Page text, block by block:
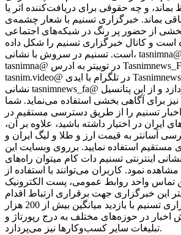
و چه حقوقی برای دریافت‌کننده اثر یا
بماند. خبرگزاری تسنیم با شعار چشمه‌ی
از حضور پر رنگ در شبکه‌های اجتماعی
است و کانال خبرگزاری تسنیم را شکل داده
است. تسنیم در سروش با نشانی، tasnimna@ در آی گپ با آیدی
tasnimna@ در توییتر به ادرس Tasnimnews_Fa@ در آپارات
tasnim.video@ در تلگرام با ایدی Tasnimnews@ و در اینستاگرام به
نشانی tasnimnews_fa@ به فعالیت می‌پردازد و از این پتانسیل
برای آگاهی بخشی استفاده می‌نماید. شما
اخبار تسنیم را از طریق دسترسی مستقیم در
ایران در اختیار داشته باشید، علاوه بر آن،
آسانتر به قیمت ارز و طلا و لیگ ایران و
مستقیم استفاده نمایید. برروی وبسایت این
اینترنتی تسنیم دات کام میتوان راه‌های
نمود. کاربران می‌توانند با استفاده از
تماس واحد روابط عمومی، پست الکترونیک
این خبرگزاری جهت برقراری ارتباط اقدام
نمایند. وبسایت خبرگزاری تسنیم با بازدید میانگین بیش از 200 هزار
اخبار در حوزه‌های مختلف به درج رپورتاژ و
تبلیغات سایر کسب‌وکارها نیز می‌پردازد.